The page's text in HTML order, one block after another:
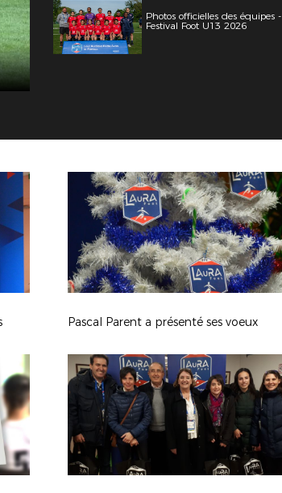
Photos officielles des équipes -
Festival Foot U13 2026
Pascal Parent a présenté ses voeux